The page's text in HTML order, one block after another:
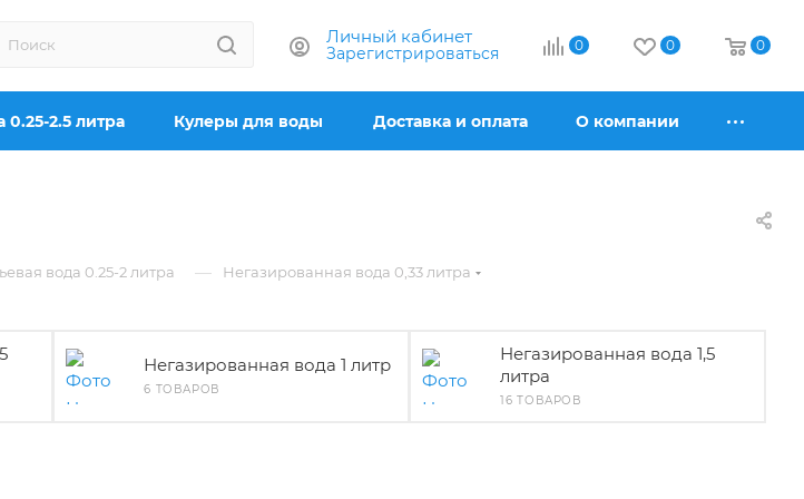
Личный кабинет
Зарегистрироваться 0 0 0
0.25-2.5 литра Кулеры для воды Доставка и оплата О компании
вода 0.25-2 литра — Негазированная вода 0,33 литра
Негазированная вода 1 литр
6 ТОВАРОВ
Негазированная вода 1,5
литра
16 ТОВАРОВ